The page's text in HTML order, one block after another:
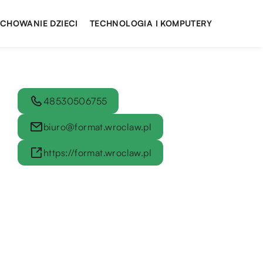
DZIECI TECHNOLOGIA I KOMPUTERY
48530506755
biuro@format.wroclaw.pl
https://format.wroclaw.pl